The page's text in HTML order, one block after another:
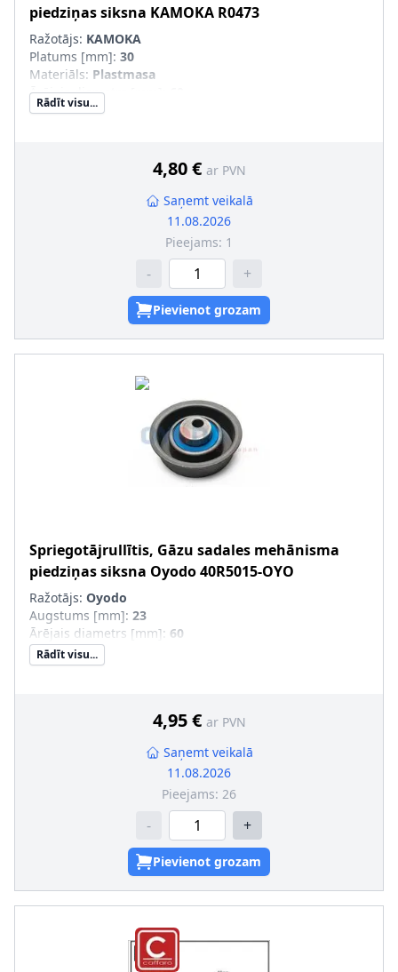
piedziņas siksna KAMOKA R0473
Ražotājs: KAMOKA
Platums [mm]: 30
Materiāls: Plastmasa
Ārējais diametrs [mm]
Rādīt visu...
4,80 € ar PVN
Saņemt veikalā
11.08.2026
Pieejams: 1
- +
Pievienot grozam
Spriegotājrullītis, Gāzu sadales mehānisma
piedziņas siksna Oyodo40R5015-OYO
Ražotājs: Oyodo
Augstums [mm]: 23
Ārējais diametrs [mm]: 60
Rādīt visu...
4,95 € ar PVN
Saņemt veikalā
11.08.2026
Pieejams: 26
- +
Pievienot grozam